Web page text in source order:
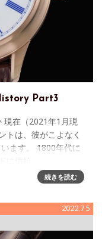
Part3
現在（2021年1月現
トは、彼がこよなく
ます。 1800年代に
続きを読む
2022.7.5